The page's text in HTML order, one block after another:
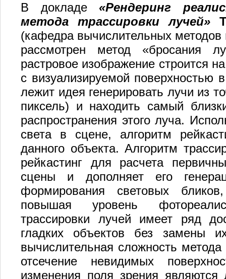
В докладе «Рендеринг
метода трассировки лучей»
(кафедра вычислительных
рассмотрен метод «бросания
растровое изображение строится
с визуализируемой поверхностью
лежит идея генерировать лучи из
пиксель) и находить самый
распространения этого луча.
света в сцене, алгоритм
данного объекта. Алгоритм
рейкастинг для расчета
сцены и дополняет его
формирования световых
повышая уровень
трассировки лучей имеет ряд
гладких объектов без замены
вычислительная сложность
отсечение невидимых
изменения поля зрения являются